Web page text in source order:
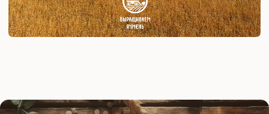
жизнь людей наполненной